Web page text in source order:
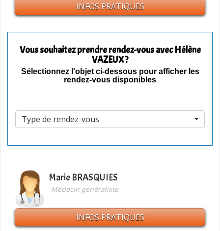
INFOS PRATIQUES
Vous souhaitez prendre rendez-vous avec Hélène
VAZEUX ?
Sélectionnez l'objet ci-dessous pour afficher les
rendez-vous disponibles
Type de rendez-vous
Marie BRASQUIES
Médecin généraliste
INFOS PRATIQUES